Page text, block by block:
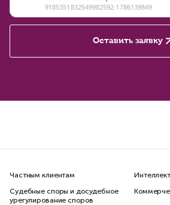
Оставить заявку
Частным клиентам
Судебные споры и досудебное
урегулирование споров